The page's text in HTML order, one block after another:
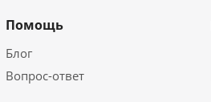
Помощь
Блог
Вопрос-ответ